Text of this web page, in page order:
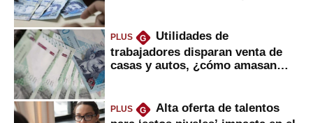
PLUS G
Utilidades de
trabajadores disparan venta de
casas y autos, ¿cómo amasan
PLUS G
Alta oferta de talentos